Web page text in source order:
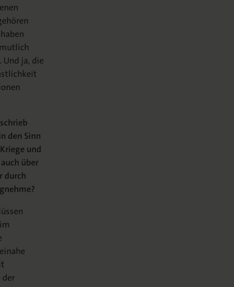
ja, die
den Sinn
und
über
durch
der